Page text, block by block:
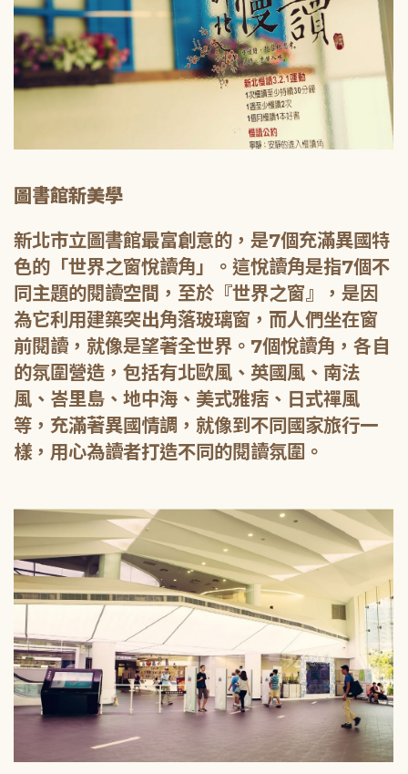
圖書館新美學
新北市立圖書館最富創意的，是7個充滿異國特
色的「世界之窗悅讀角」。這悅讀角是指7個不
同主題的閱讀空間，至於『世界之窗』，是因
為它利用建築突出角落玻璃窗，而人們坐在窗
前閱讀，就像是望著全世界。7個悅讀角，各自
的氛圍營造，包括有北歐風、英國風、南法
風、峇里島、地中海、美式雅痞、日式禪風
等，充滿著異國情調，就像到不同國家旅行一
樣，用心為讀者打造不同的閱讀氛圍。